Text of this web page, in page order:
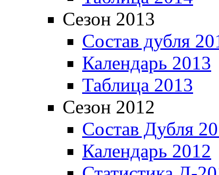
Сезон 2013
Состав дубля
Календарь 2013
Таблица 2013
Сезон 2012
Состав Дубля
Календарь 2012